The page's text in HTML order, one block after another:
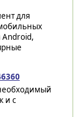
для
Android,
и с